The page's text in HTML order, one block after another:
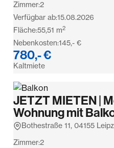
Zimmer:2
Verfügbar ab:15.08.2026
Fläche:55,51 m2
Nebenkosten:145,- €
780,- €
Kaltmiete
JETZT MIETEN |
Wohnung mit
Bothestraße 11, 04155
Zimmer:2